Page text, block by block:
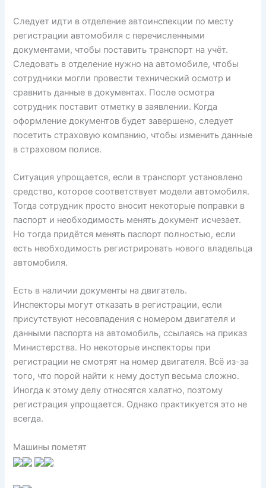
Следует идти в отделение автоинспекции по месту
регистрации автомобиля с перечисленными
документами, чтобы поставить транспорт на учёт.
Следовать в отделение нужно на автомобиле, чтобы
сотрудники могли провести технический осмотр и
сравнить данные в документах. После осмотра
сотрудник поставит отметку в заявлении. Когда
оформление документов будет завершено, следует
посетить страховую компанию, чтобы изменить данные
в страховом полисе.
Ситуация упрощается, если в транспорт установлено
средство, которое соответствует модели автомобиля.
Тогда сотрудник просто вносит некоторые поправки в
паспорт и необходимость менять документ исчезает.
Но тогда придётся менять паспорт полностью, если
есть необходимость регистрировать нового владельца
автомобиля.
Есть в наличии документы на двигатель.
Инспекторы могут отказать в регистрации, если
присутствуют несовпадения с номером двигателя и
данными паспорта на автомобиль, ссылаясь на приказ
Министерства. Но некоторые инспекторы при
регистрации не смотрят на номер двигателя. Всё из-за
того, что порой найти к нему доступ весьма сложно.
Иногда к этому делу относятся халатно, поэтому
регистрация упрощается. Однако практикуется это не
всегда.
Машины пометят